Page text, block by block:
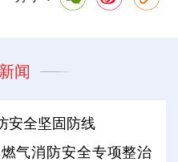
闻
安全坚固防线
气消防安全专项整治